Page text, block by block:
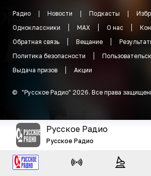
Радио Новости Подкасты
Одноклассники
MAX О нас
Обратная связь
Вещание
Политика безопасности
Выдача призов
Акции
© "Русское Радио" 2026. Все права
Русское Радио
Русское Радио